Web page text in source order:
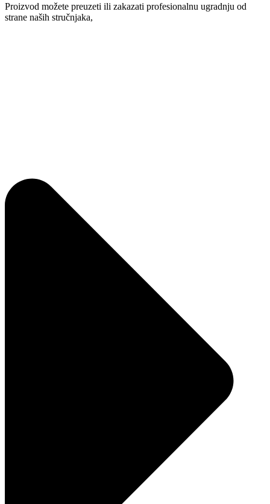
Proizvod možete preuzeti ili zakazati profesionalnu ugradnju od
strane naših stručnjaka,